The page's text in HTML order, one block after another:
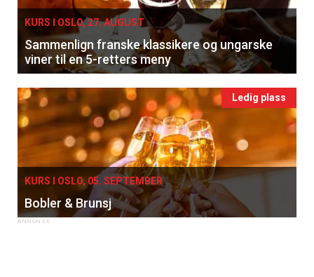
Få ukentlige nyhetsbrev fra
KURS I OSLO, 27. AUGUST
Sammenlign franske klassikere og ungarske
viner til en 5-retters meny
Ledig plass
KURS I OSLO, 05. SEPTEMBER
Bobler & Brunsj